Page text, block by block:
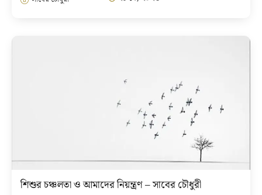
শিশুর চঞ্চলতা ও আমাদের নিয়ন্ত্রণ – সাবের চৌধুরী